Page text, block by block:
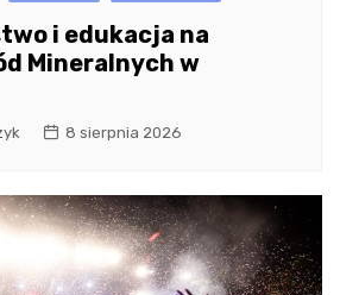
i edukacja na
Mineralnych w
8 sierpnia 2026